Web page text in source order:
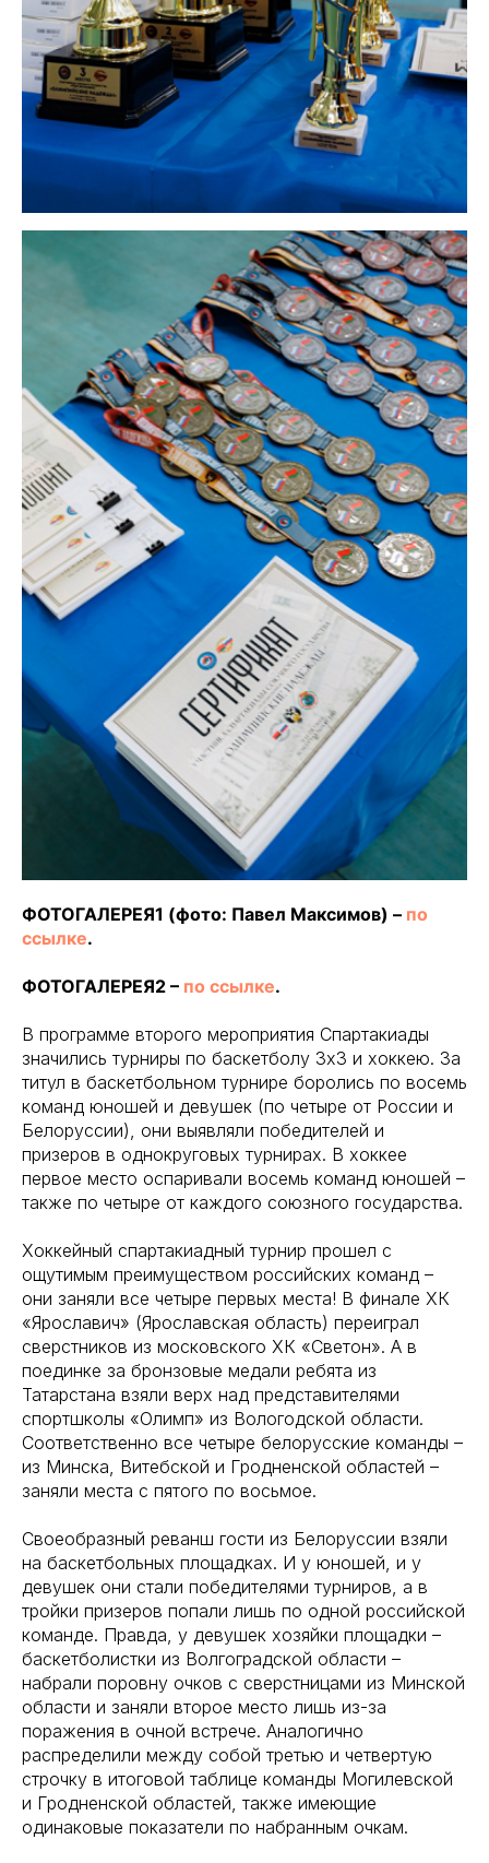
ФОТОГАЛЕРЕЯ1 (фото: Павел Максимов) – по
ссылке.
ФОТОГАЛЕРЕЯ2 – по ссылке.
В программе второго мероприятия Спартакиады
значились турниры по баскетболу 3х3 и хоккею. За
титул в баскетбольном турнире боролись по восемь
команд юношей и девушек (по четыре от России и
Белоруссии), они выявляли победителей и
призеров в однокруговых турнирах. В хоккее
первое место оспаривали восемь команд юношей –
также по четыре от каждого союзного государства.
Хоккейный спартакиадный турнир прошел с
ощутимым преимуществом российских команд –
они заняли все четыре первых места! В финале ХК
«Ярославич» (Ярославская область) переиграл
сверстников из московского ХК «Светон». А в
поединке за бронзовые медали ребята из
Татарстана взяли верх над представителями
спортшколы «Олимп» из Вологодской области.
Соответственно все четыре белорусские команды –
из Минска, Витебской и Гродненской областей –
заняли места с пятого по восьмое.
Своеобразный реванш гости из Белоруссии взяли
на баскетбольных площадках. И у юношей, и у
девушек они стали победителями турниров, а в
тройки призеров попали лишь по одной российской
команде. Правда, у девушек хозяйки площадки –
баскетболистки из Волгоградской области –
набрали поровну очков с сверстницами из Минской
области и заняли второе место лишь из-за
поражения в очной встрече. Аналогично
распределили между собой третью и четвертую
строчку в итоговой таблице команды Могилевской
и Гродненской областей, также имеющие
одинаковые показатели по набранным очкам.